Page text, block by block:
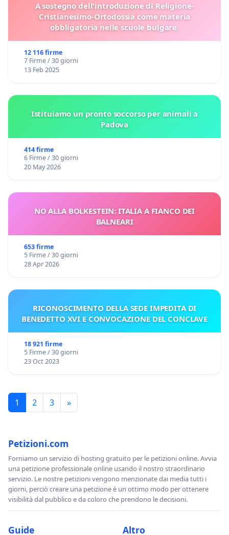
A sostegno dell'introduzione di Religione-
Cristianesimo-Ortodossia come materia
obbligatoria nelle scuole bulgare.
12 116 firme
7 Firme / 30 giorni
13 Feb 2025
Istituiamo un pronto soccorso per animali a
Padova
414 firme
6 Firme / 30 giorni
20 May 2026
NO ALLA BOLKESTEIN: ITALIA A FIANCO DEI
BALNEARI
653 firme
5 Firme / 30 giorni
28 Apr 2026
RICONOSCIMENTO DELLA SEDE IMPEDITA DI
BENEDETTO XVI E CONVOCAZIONE DEL CONCLAVE
18 921 firme
5 Firme / 30 giorni
23 Oct 2023
1 2 3 »
Petizioni.com
Forniamo un servizio di hosting gratuito per le petizioni online. Avvia
una petizione professionale online usando il nostro straordinario
servizio. Le nostre petizioni vengono menzionate dai media tutti i
giorni, perciò creare una petizione è un ottimo modo per ottenere
visibilità dal pubblico e da coloro che prendono le decisioni.
Guide Altro